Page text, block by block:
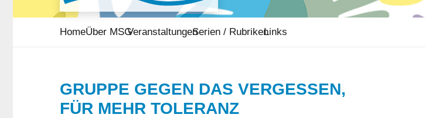
HomeÜber MSGVeranstaltungenSerien / RubrikenLinks
GRUPPE GEGEN DAS VERGESSEN,
FÜR MEHR TOLERANZ